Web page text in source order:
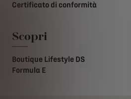
Certificato di conformità
Scopri
Boutique Lifestyle DS
Formula E